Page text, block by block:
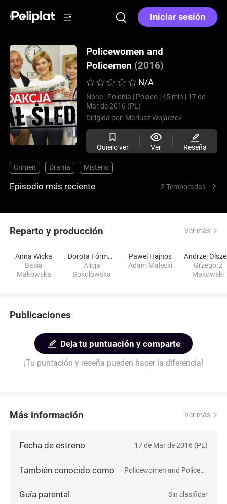
Iniciar sesión
Policewomen and
Policemen (2016)
N/A
None | Polonia | Polaco | 45 min | 17 de
Mar de 2016 (PL)
Dirigida por: Mariusz Wojaczek
Quiero ver Ver Reseña
Crimen Drama Misterio
Episodio más reciente 2 Temporadas
Reparto y producción Ver más
Anna Wicka
Basia
Makowska
Dorota Fórmanowska
Alicja
Sokolowska
Pawel Hajnos
Adam Malecki
Grzegorz
Makowski
Publicaciones
Deja tu puntuación y comparte
¡Tu puntación y reseña pueden hacer la diferencia!
Más información Ver más
Fecha de estreno 17 de Mar de 2016 (PL)
También conocido como Policewomen and Policemen
Guía parental Sin clasificar